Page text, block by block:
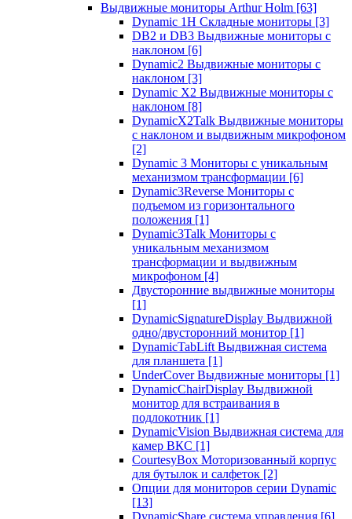
Выдвижные мониторы Arthur Holm [63]
Dynamic 1Н Складные мониторы [3]
DB2 и DB3 Выдвижные мониторы с
наклоном [6]
Dynamic2 Выдвижные мониторы с
наклоном [3]
Dynamic X2 Выдвижные мониторы с
наклоном [8]
DynamicX2Talk Выдвижные мониторы
с наклоном и выдвижным микрофоном
[2]
Dynamic 3 Мониторы с уникальным
механизмом трансформации [6]
Dynamic3Reverse Мониторы с
подъемом из горизонтального
положения [1]
Dynamic3Talk Мониторы с
уникальным механизмом
трансформации и выдвижным
микрофоном [4]
Двусторонние выдвижные мониторы
[1]
DynamicSignatureDisplay Выдвижной
одно/двусторонний монитор [1]
DynamicTabLift Выдвижная система
для планшета [1]
UnderCover Выдвижные мониторы [1]
DynamicChairDisplay Выдвижной
монитор для встраивания в
подлокотник [1]
DynamicVision Выдвижная система для
камер ВКС [1]
CourtesyBox Моторизованный корпус
для бутылок и салфеток [2]
Опции для мониторов серии Dynamic
[13]
DynamicShare система управления [6]